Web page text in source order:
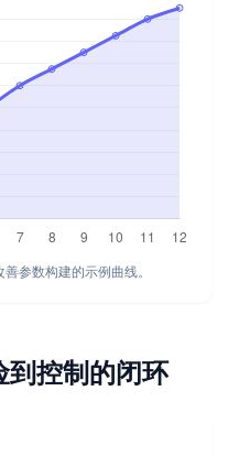
参数构建的示例曲线。
到控制的闭环